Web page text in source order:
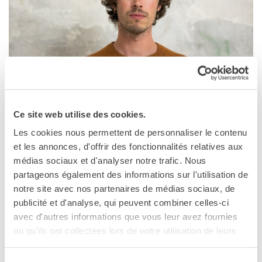
Ce site web utilise des cookies.
Les cookies nous permettent de personnaliser le contenu
et les annonces, d'offrir des fonctionnalités relatives aux
médias sociaux et d'analyser notre trafic. Nous
partageons également des informations sur l'utilisation de
notre site avec nos partenaires de médias sociaux, de
publicité et d'analyse, qui peuvent combiner celles-ci
avec d'autres informations que vous leur avez fournies
ou qu'ils ont collectées lors de votre utilisation de leurs
MÉDIATHÈQUE
Culturethèque
PARCOURS EN FRANÇAIS
Formations pour les
Mobilité
UNIVERSITÉ
Coopération universitaire
Étudier en France
Soggiorni linguistici in
Francia
KULTUR ENSEMBLE
Victor Missud est en résidence à l’Atelier Panormos de
Victor Missud
est un cinéaste originaire de Toulouse
vivant entre la France et Palerme. Son travail s’intéresse
de manière poétique à des personnes marginalisées d’un
territoire et de la société, qui deviennent acteurs et
actrices non-professionnel.l.e.s de ses films. En proposant
à ses personnages de jouer leur réalité le temps d’une
fiction, l’artiste y voit une façon de leur permettre
d’exprimer leur vérité avec plus de force que s’ils étaient